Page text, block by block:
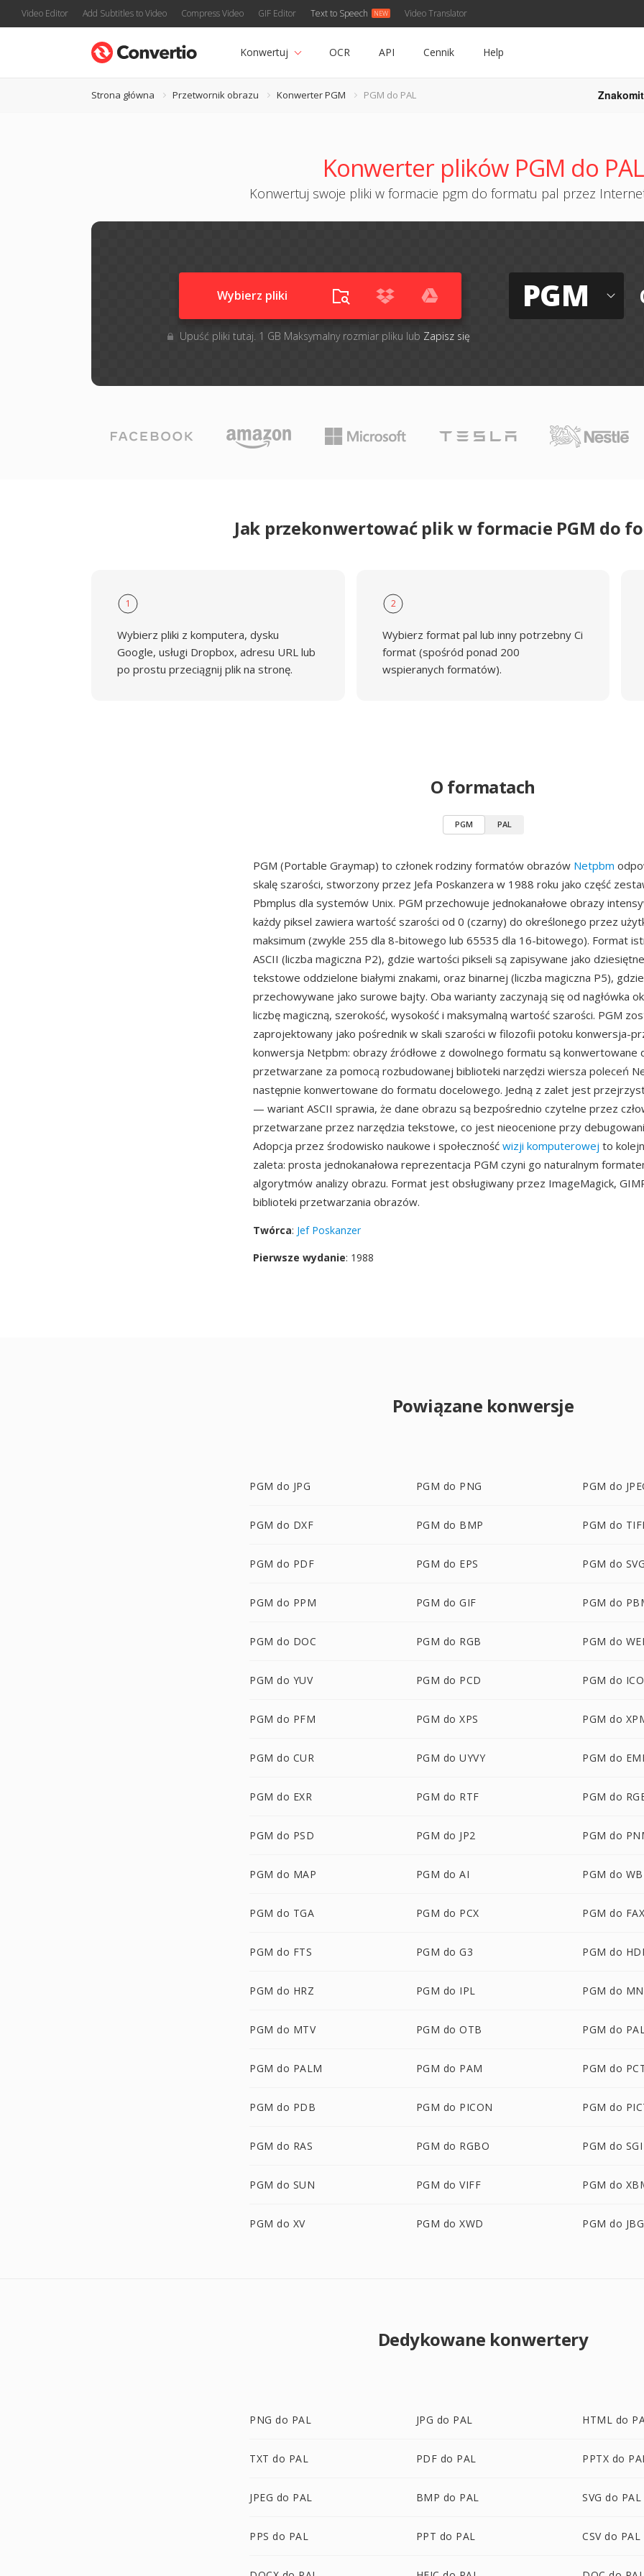
Video Editor Add Subtitles to Video Compress Video GIF Editor Text to Speech Video Translator
Konwertuj OCR API Cennik Help
Strona główna Przetwornik obrazu Konwerter PGM PGM do PAL
Konwerter plików PGM do PAL
Konwertuj swoje pliki w formacie pgm do formatu pal przez
Wybierz pliki
Upuść pliki tutaj. 1 GB Maksymalny rozmiar pliku lub Zapisz się
PGM
Jak przekonwertować plik w formacie PGM do
1
Wybierz pliki z komputera, dysku
Google, usługi Dropbox, adresu URL lub
po prostu przeciągnij plik na stronę.
2
Wybierz format pal lub inny potrzebny Ci
format (spośród ponad 200
wspieranych formatów).
O formatach
PGM PAL
PGM (Portable Graymap) to członek rodziny formatów obrazów Netpbm
skalę szarości, stworzony przez Jefa Poskanzera w 1988 roku jako część
Pbmplus dla systemów Unix. PGM przechowuje jednokanałowe obrazy
każdy piksel zawiera wartość szarości od 0 (czarny) do określonego przez
maksimum (zwykle 255 dla 8-bitowego lub 65535 dla 16-bitowego). Format
ASCII (liczba magiczna P2), gdzie wartości pikseli są zapisywane jako
tekstowe oddzielone białymi znakami, oraz binarnej (liczba magiczna P5),
przechowywane jako surowe bajty. Oba warianty zaczynają się od nagłówka
liczbę magiczną, szerokość, wysokość i maksymalną wartość szarości. PGM
zaprojektowany jako pośrednik w skali szarości w filozofii potoku konwersja-
konwersja Netpbm: obrazy źródłowe z dowolnego formatu są konwertowane
przetwarzane za pomocą rozbudowanej biblioteki narzędzi wiersza poleceń
następnie konwertowane do formatu docelowego. Jedną z zalet jest
— wariant ASCII sprawia, że dane obrazu są bezpośrednio czytelne przez
przetwarzane przez narzędzia tekstowe, co jest nieocenione przy
Adopcja przez środowisko naukowe i społeczność wizji komputerowej to
zaleta: prosta jednokanałowa reprezentacja PGM czyni go naturalnym
algorytmów analizy obrazu. Format jest obsługiwany przez ImageMagick,
biblioteki przetwarzania obrazów.
Twórca: Jef Poskanzer
Pierwsze wydanie: 1988
Powiązane konwersje
PGM do JPG PGM do PNG PGM do
PGM do DXF PGM do BMP PGM do
PGM do PDF PGM do EPS PGM do SVG
PGM do PPM PGM do GIF PGM do
PGM do DOC PGM do RGB PGM do
PGM do YUV PGM do PCD PGM do ICO
PGM do PFM PGM do XPS PGM do
PGM do CUR PGM do UYVY PGM do
PGM do EXR PGM do RTF PGM do
PGM do PSD PGM do JP2 PGM do
PGM do MAP PGM do AI PGM do
PGM do TGA PGM do PCX PGM do FAX
PGM do FTS PGM do G3 PGM do
PGM do HRZ PGM do IPL PGM do
PGM do MTV PGM do OTB PGM do
PGM do PALM PGM do PAM PGM do
PGM do PDB PGM do PICON PGM do
PGM do RAS PGM do RGBO PGM do SGI
PGM do SUN PGM do VIFF PGM do
PGM do XV PGM do XWD PGM do JBG
Dedykowane konwertery
PNG do PAL JPG do PAL HTML do
TXT do PAL PDF do PAL PPTX do
JPEG do PAL BMP do PAL SVG do PAL
PPS do PAL PPT do PAL CSV do PAL